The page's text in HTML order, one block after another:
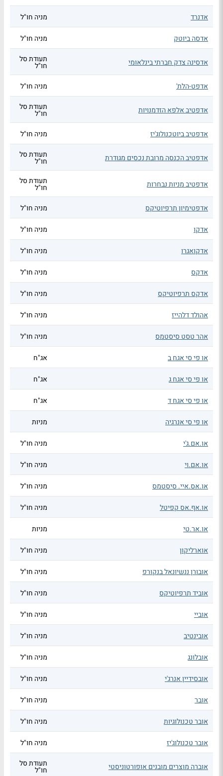
אדנרד מניה חו"ל
אדסה ביוטק מניה חו"ל
אדסינה צדק חברתי בינלאומי תעודת סל
חו"ל
אדפט-הלת'
מניה חו"ל
אדפטיב אלפא הזדמנויות תעודת סל
חו"ל
אדפטיב ביוטכנולוג'יז
מניה חו"ל
אדפטיב הכנסה מרובת נכסים מגודרת תעודת סל
חו"ל
אדפטיב מניות נבחרות תעודת סל
חו"ל
אדפטימיון תרפיוטיקס
מניה חו"ל
אדקו מניה חו"ל
אדקואגרו מניה חו"ל
אדקס מניה חו"ל
אדקס תרפיוטיקס מניה חו"ל
אהולד דלהייז מניה חו"ל
אהר טסט סיסטמס מניה חו"ל
או פי סי אגח ב אג"ח
או פי סי אגח ג אג"ח
או פי סי אגח ד אג"ח
או פי סי אנרגיה מניות
או.אם.ג'י מניה חו"ל
או.אם.וי מניה חו"ל
או.אס.איי. סיסטמס מניה חו"ל
או.אף.אס קפיטל מניה חו"ל
או.אר.טי מניות
אוארליקון מניה חו"ל
אובורן ננשיונאל בנקורפ מניה חו"ל
אוביד תרפיוטיקס מניה חו"ל
אוביי מניה חו"ל
אובינטיב מניה חו"ל
אובלונג מניה חו"ל
אובסידיין אנרג'י מניה חו"ל
אובר מניה חו"ל
אובר טכנולוגיות מניה חו"ל
אובר טכנולוג'יז מניה חו"ל
אוברה מוצרים מובנים אופורטוניסטי תעודת סל
חו"ל